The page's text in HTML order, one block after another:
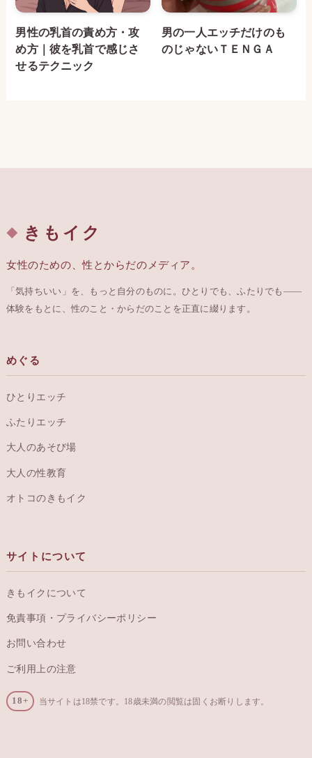
男性の乳首の責め方・攻
め方｜彼を乳首で感じさ
せるテクニック
男の一人エッチだけのも
のじゃないＴＥＮＧＡ
きもイク
女性のための、性とからだのメディア。
「気持ちいい」を、もっと自分のものに。ひとりでも、ふたりでも——
体験をもとに、性のこと・からだのことを正直に綴ります。
めぐる
ひとりエッチ
ふたりエッチ
大人のあそび場
大人の性教育
オトコのきもイク
サイトについて
きもイクについて
免責事項・プライバシーポリシー
お問い合わせ
ご利用上の注意
18+ 当サイトは18禁です。18歳未満の閲覧は固くお断りします。